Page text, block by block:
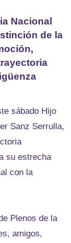
Nacional
de la
sábado Hijo
Sanz Serrulla,
su estrecha
con la
Plenos de la
amigos,